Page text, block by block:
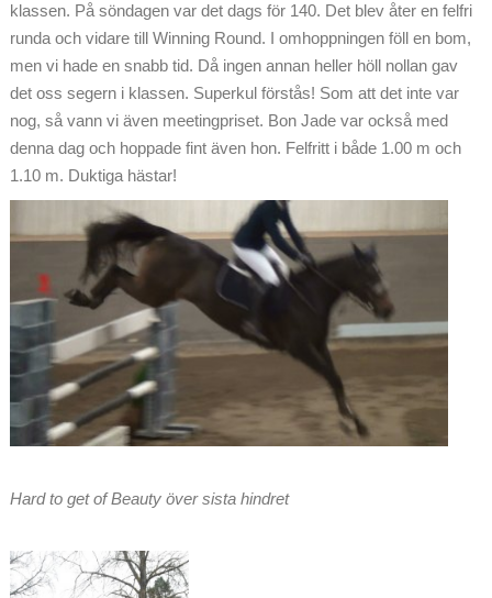
klassen. På söndagen var det dags för 140. Det blev åter en felfri
runda och vidare till Winning Round. I omhoppningen föll en bom,
men vi hade en snabb tid. Då ingen annan heller höll nollan gav
det oss segern i klassen. Superkul förstås! Som att det inte var
nog, så vann vi även meetingpriset. Bon Jade var också med
denna dag och hoppade fint även hon. Felfritt i både 1.00 m och
1.10 m. Duktiga hästar!
Hard to get of Beauty över sista hindret